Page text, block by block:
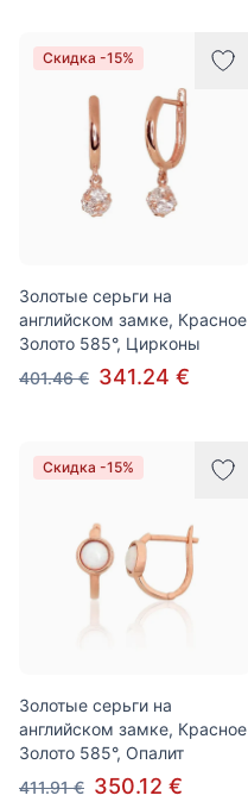
Скидка -15%
Золотые серьги на
английском замке, Красное
Золото 585°, Цирконы
401.46 € 341.24 €
Скидка -15%
Золотые серьги на
английском замке, Красное
Золото 585°, Опалит
411.91 € 350.12 €